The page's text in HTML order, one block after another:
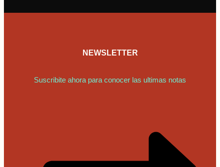
NEWSLETTER
Suscribite ahora para conocer las ultimas notas